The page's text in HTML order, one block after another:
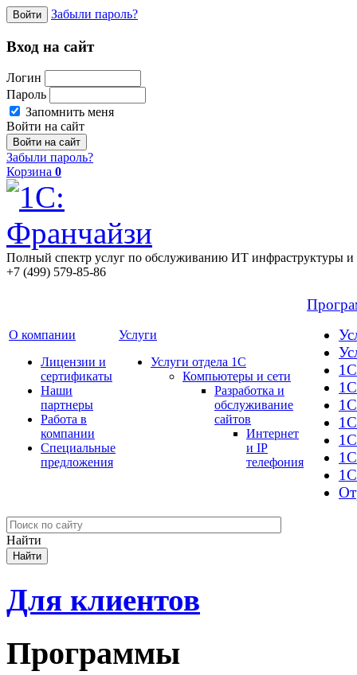
Войти Забыли пароль?
Вход на сайт
Логин
Пароль
Запомнить меня
Войти на сайт
Забыли пароль?
Корзина 0
Полный спектр услуг по обслуживанию ИТ инфраструктуры
+7 (499) 579-85-86
О компании
Лицензии и
сертификаты
Наши
партнеры
Работа в
компании
Специальные
предложения
Услуги
Услуги отдела 1С
Компьютеры и сети
Разработка и
обслуживание
сайтов
Интернет
и IP
телефония
Найти
Для клиентов
Программы